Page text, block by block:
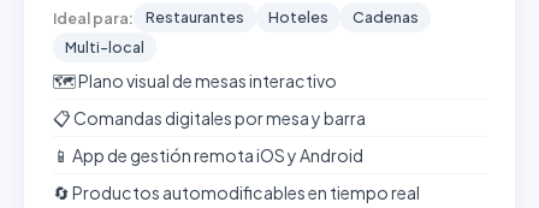
Ideal para: Restaurantes Hoteles
Cadenas
Multi-local
🗺️ Plano visual de mesas interactivo
📋 Comandas digitales por mesa y barra
📱 App de gestión remota iOS y Android
🔄 Productos automodificables en tiempo real